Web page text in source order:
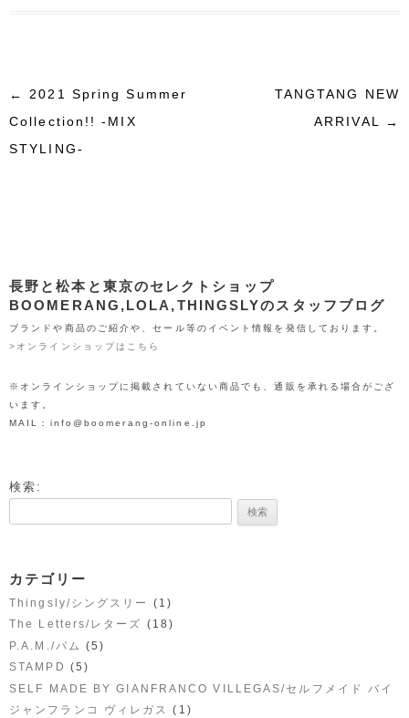
t e l
投稿ナビゲーション
←
2021 Spring Summer
Collection!! -MIX
STYLING-
TANGTANG NEW
ARRIVAL
→
長野と松本と東京のセレクトショップ
BOOMERANG,LOLA,THINGSLYのスタッフブログ
ブランドや商品のご紹介や、セール等のイベント情報を発信しております。
>オンラインショップはこちら
※オンラインショップに掲載されていない商品でも、通販を承れる場合がござ
います。
MAIL：info@boomerang-online.jp
検索:
カテゴリー
Thingsly/シングスリー
(1)
The Letters/レターズ (18)
P.A.M./パム (5)
STAMPD (5)
SELF MADE BY GIANFRANCO VILLEGAS/セルフメイド バイ
ジャンフランコ ヴィレガス (1)